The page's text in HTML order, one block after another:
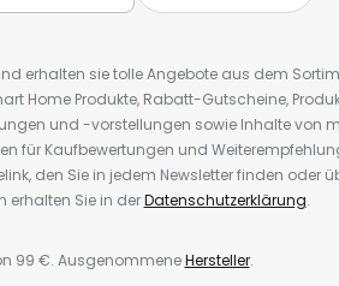
erhalten sie tolle Angebote aus dem
Home Produkte, Rabatt-Gutscheine,
und -vorstellungen sowie Inhalte von
für Kaufbewertungen und
den Sie in jedem Newsletter finden oder
erhalten Sie in derDatenschutzerklärung.
99 €. AusgenommeneHersteller.